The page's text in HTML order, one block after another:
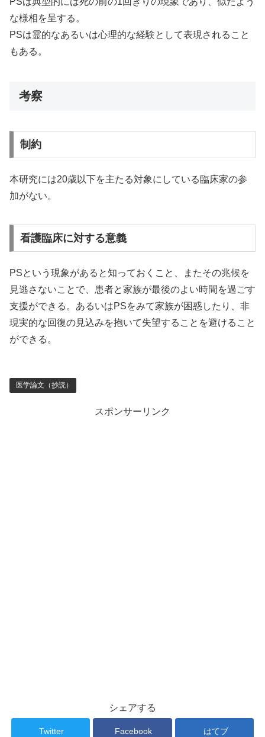
な様相を呈する。
PSは霊的なあるいは心理的な経験として表現されること
もある。
考察
制約
本研究には20歳以下を主たる対象にしている臨床家の参
加がない。
看護臨床に対する意義
PSという現象があると知っておくこと、またその兆候を
見逃さないことで、患者と家族が最後のよい時間を過ごす
支援ができる。あるいはPSをみて家族が困惑したり、非
現実的な回復の見込みを抱いて失望することを避けること
ができる。
医学論文（抄読）
スポンサーリンク
シェアする
Twitter Facebook はてブ